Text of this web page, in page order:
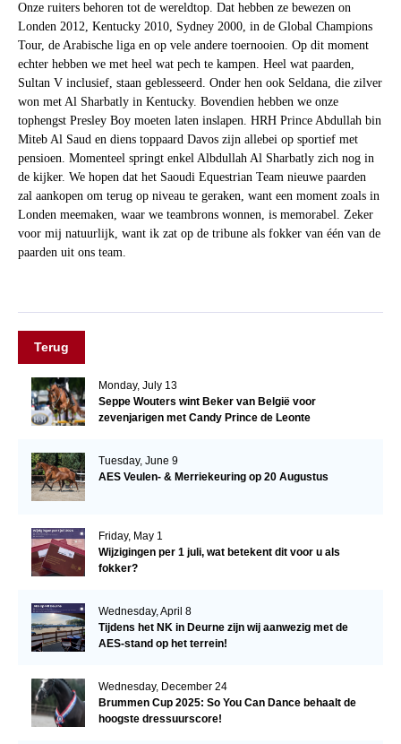
Onze ruiters behoren tot de wereldtop. Dat hebben ze bewezen on
Londen 2012, Kentucky 2010, Sydney 2000, in de Global Champions
Tour, de Arabische liga en op vele andere toernooien. Op dit moment
echter hebben we met heel wat pech te kampen. Heel wat paarden,
Sultan V inclusief, staan geblesseerd. Onder hen ook Seldana, die zilver
won met Al Sharbatly in Kentucky. Bovendien hebben we onze
tophengst Presley Boy moeten laten inslapen. HRH Prince Abdullah bin
Miteb Al Saud en diens toppaard Davos zijn allebei op sportief met
pensioen. Momenteel springt enkel Albdullah Al Sharbatly zich nog in
de kijker. We hopen dat het Saoudi Equestrian Team nieuwe paarden
zal aankopen om terug op niveau te geraken, want een moment zoals in
Londen meemaken, waar we teambrons wonnen, is memorabel. Zeker
voor mij natuurlijk, want ik zat op de tribune als fokker van één van de
paarden uit ons team.
Terug
Monday, July 13
Seppe Wouters wint Beker van België voor
zevenjarigen met Candy Prince de Leonte
Tuesday, June 9
AES Veulen- & Merriekeuring op 20 Augustus
Friday, May 1
Wijzigingen per 1 juli, wat betekent dit voor u als
fokker?
Wednesday, April 8
Tijdens het NK in Deurne zijn wij aanwezig met de
AES-stand op het terrein!
Wednesday, December 24
Brummen Cup 2025: So You Can Dance behaalt de
hoogste dressuurscore!